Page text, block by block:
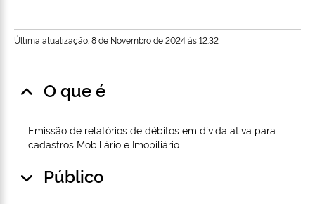
Última atualização: 8 de Novembro de 2024 às 12:32
O que é
Emissão de relatórios de débitos em dívida ativa para
cadastros Mobiliário e Imobiliário.
Público